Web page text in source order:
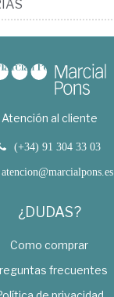
Atención al cliente
(+34) 91 304 33 03
atencion@marcialpons.es
¿DUDAS?
Como comprar
frecuentes